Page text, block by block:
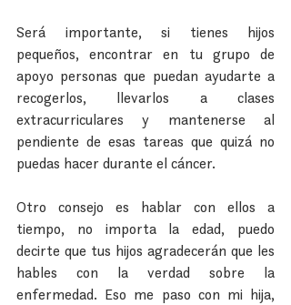
Será importante, si tienes hijos
pequeños, encontrar en tu grupo de
apoyo personas que puedan ayudarte a
recogerlos, llevarlos a clases
extracurriculares y mantenerse al
pendiente de esas tareas que quizá no
puedas hacer durante el cáncer.
Otro consejo es hablar con ellos a
tiempo, no importa la edad, puedo
decirte que tus hijos agradecerán que les
hables con la verdad sobre la
enfermedad. Eso me paso con mi hija,